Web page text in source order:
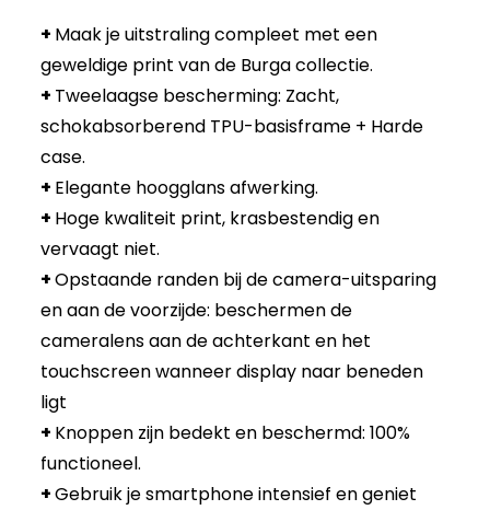
+ Maak je uitstraling compleet met een
geweldige print van de Burga collectie.
+ Tweelaagse bescherming: Zacht,
schokabsorberend TPU-basisframe + Harde
case.
+ Elegante hoogglans afwerking.
+ Hoge kwaliteit print, krasbestendig en
vervaagt niet.
+Opstaande randen bij de camera-uitsparing
en aan de voorzijde: beschermen de
cameralens aan de achterkant en het
touchscreen wanneer display naar beneden
ligt
+ Knoppen zijn bedekt en beschermd: 100%
functioneel.
+Gebruik je smartphone intensief en geniet